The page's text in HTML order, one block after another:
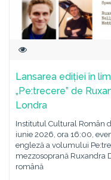
Lansarea ediției în
„Pe:trecere” de
Londra
Institutul Cultural Român
iunie 2026, ora 16:00,
engleză a volumului
mezzosoprană Ruxandra
română